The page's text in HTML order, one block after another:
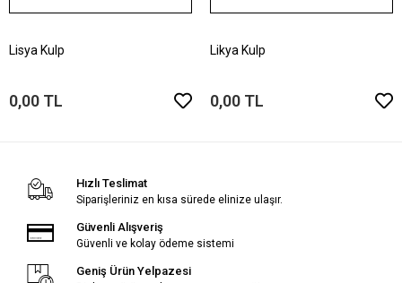
Lisya Kulp
0,00 TL
Likya Kulp
0,00 TL
Hızlı Teslimat
Siparişleriniz en kısa sürede elinize ulaşır.
Güvenli Alışveriş
Güvenli ve kolay ödeme sistemi
Geniş Ürün Yelpazesi